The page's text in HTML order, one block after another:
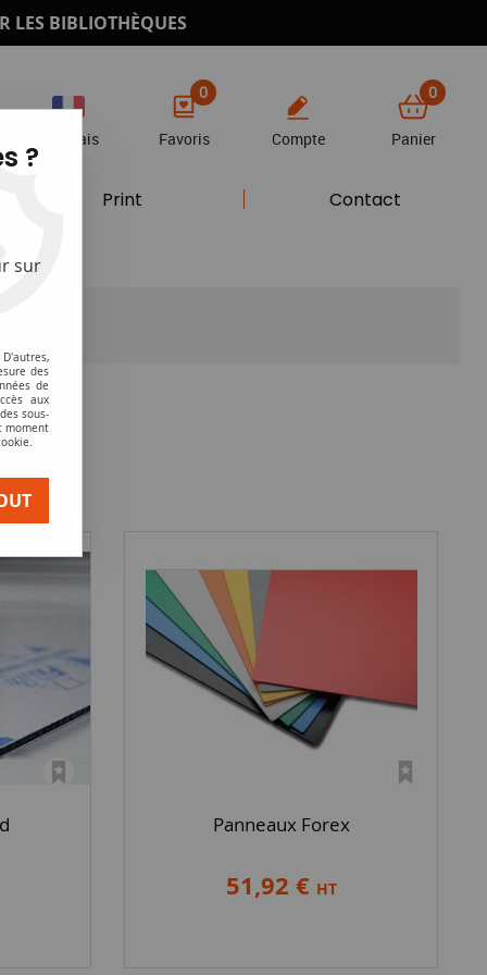
LES BIBLIOTHÈQUES
Français
0
Favoris Compte
0
Panier
Print Contact
Panneaux Forex
51,92 € HT
?
sur
des
de
aux
sous-
moment